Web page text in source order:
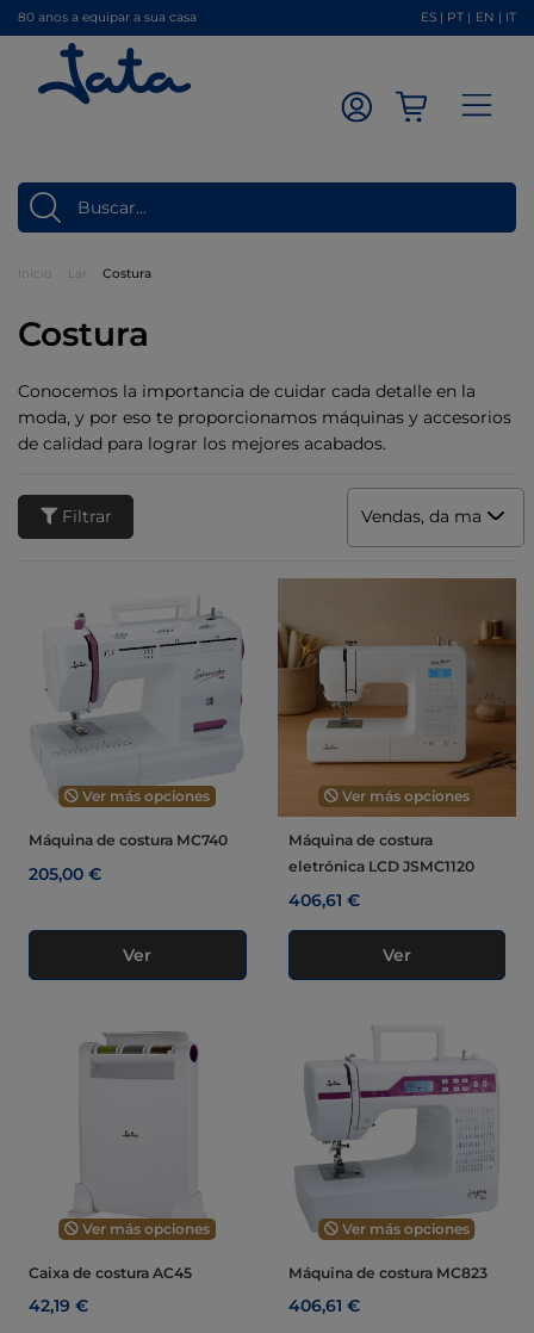
80 anos a equipar a sua casa ES PT EN IT
Início Lar Costura
Costura
Conocemos la importancia de cuidar cada detalle en la
moda, y por eso te proporcionamos máquinas y accesorios
de calidad para lograr los mejores acabados.
Filtrar Vendas, da mais
Ver más opciones
Máquina de costura MC740
205,00 €
Ver
Ver más opciones
Máquina de costura
eletrónica LCD JSMC1120
406,61 €
Ver
Ver más opciones
Caixa de costura AC45
42,19 €
Ver más opciones
Máquina de costura MC823
406,61 €